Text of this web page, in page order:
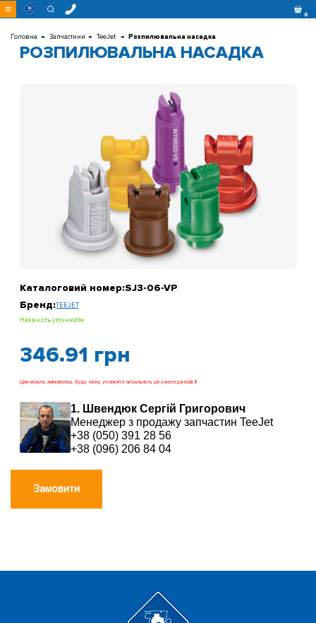
Перейти
до 0
Головна Запчастини TeeJet Розпилювальна насадка
РОЗПИЛЮВАЛЬНА НАСАДКА
Каталоговий номер:SJ3-06-VP
Бренд:TEEJET
Наявність уточнюйте
346.91 грн
Ціни можуть змінюватись. Будь ласка, уточнюйте актуальність цін у менеджерів !!!
1. Швендюк Сергій Григорович
Менеджер з продажу запчастин TeeJet
+38 (050) 391 28 56
+38 (096) 206 84 04
Замовити